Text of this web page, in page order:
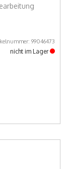
99046473
nicht im Lager